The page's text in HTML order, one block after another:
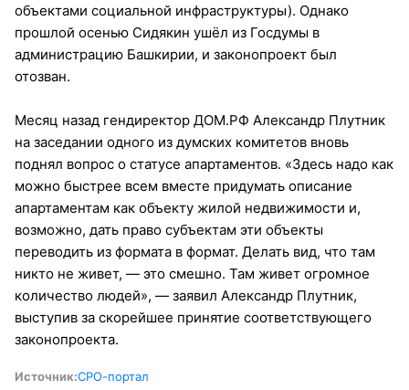
объектами социальной инфраструктуры). Однако
прошлой осенью Сидякин ушёл из Госдумы в
администрацию Башкирии, и законопроект был
отозван.
Месяц назад гендиректор ДОМ.РФ Александр Плутник
на заседании одного из думских комитетов вновь
поднял вопрос о статусе апартаментов. «Здесь надо как
можно быстрее всем вместе придумать описание
апартаментам как объекту жилой недвижимости и,
возможно, дать право субъектам эти объекты
переводить из формата в формат. Делать вид, что там
никто не живет, — это смешно. Там живет огромное
количество людей», — заявил Александр Плутник,
выступив за скорейшее принятие соответствующего
законопроекта.
Источник:СРО-портал